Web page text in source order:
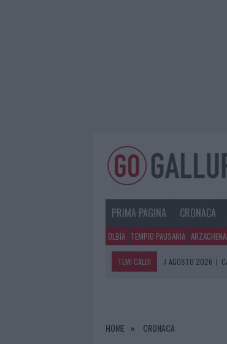
PRIMA PAGINA CRONACA
OLBIA TEMPIO PAUSANIA ARZACHENA
TEMI CALDI 7 AGOSTO 2026 |
7 AGOSTO 2026
|
HOME CRONACA